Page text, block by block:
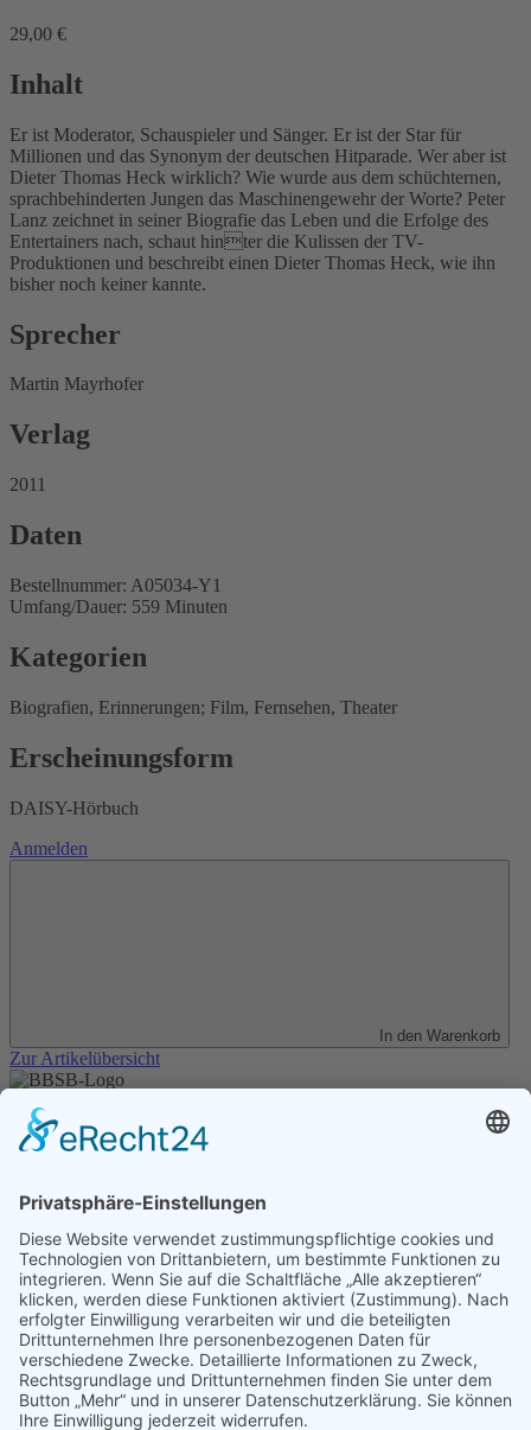
29,00 €
Inhalt
Er ist Moderator, Schauspieler und Sänger. Er ist der Star für
Millionen und das Synonym der deutschen Hitparade. Wer aber ist
Dieter Thomas Heck wirklich? Wie wurde aus dem schüchternen,
sprachbehinderten Jungen das Maschinengewehr der Worte? Peter
Lanz zeichnet in seiner Biografie das Leben und die Erfolge des
Entertainers nach, schaut hinter die Kulissen der TV-
Produktionen und beschreibt einen Dieter Thomas Heck, wie ihn
bisher noch keiner kannte.
Sprecher
Martin Mayrhofer
Verlag
2011
Daten
Bestellnummer: A05034-Y1
Umfang/Dauer: 559 Minuten
Kategorien
Biografien, Erinnerungen; Film, Fernsehen, Theater
Erscheinungsform
DAISY-Hörbuch
Anmelden
In den Warenkorb
Zur Artikelübersicht
Unser Angebot
Shop
Datenschutz
Kontakt
Transparenzerklärung
BBSB-Inform: täglich aktualisierte Infos
für sehbehinderte und blinde Menschen
Anmeldung Newsletter BBSB-Inform